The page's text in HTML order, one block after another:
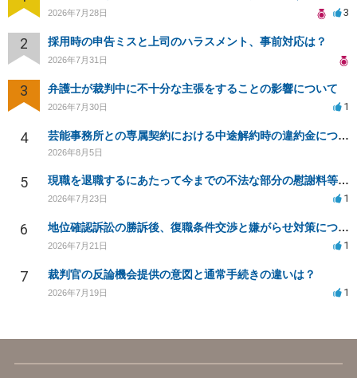
2026年7月28日 3
2 採用時の申告ミスと上司のハラスメント、事前対応は？
2026年7月31日
3 弁護士が裁判中に不十分な主張をすることの影響について
2026年7月30日 1
4 芸能事務所との専属契約における中途解約時の違約金について相談したいです
2026年8月5日
5 現職を退職するにあたって今までの不法な部分の慰謝料等は請求できるのか。
2026年7月23日 1
6 地位確認訴訟の勝訴後、復職条件交渉と嫌がらせ対策について
2026年7月21日 1
7 裁判官の反論機会提供の意図と通常手続きの違いは？
2026年7月19日 1